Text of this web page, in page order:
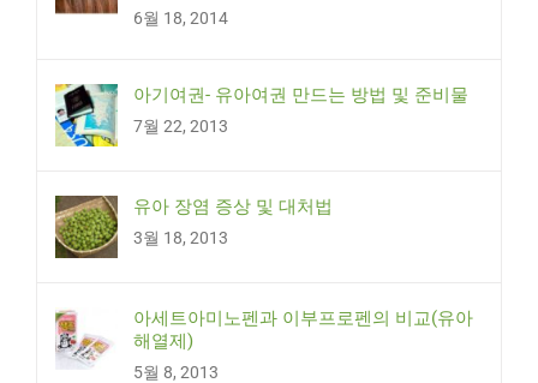
6월 18, 2014
아기여권- 유아여권 만드는 방법 및 준비물
7월 22, 2013
유아 장염 증상 및 대처법
3월 18, 2013
아세트아미노펜과 이부프로펜의 비교(유아
해열제)
5월 8, 2013